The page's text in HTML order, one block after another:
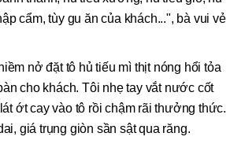
cẩm, tùy gu ăn của khách...", bà vui vẻ
nở đặt tô hủ tiếu mì thịt nóng hổi tỏa
cho khách. Tôi nhẹ tay vắt nước cốt
ớt cay vào tô rồi chậm rãi thưởng thức.
giá trụng giòn sần sật qua răng.